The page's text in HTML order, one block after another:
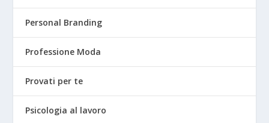
Personal Branding
Professione Moda
Provati per te
Psicologia al lavoro